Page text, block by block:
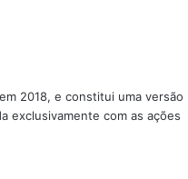
2018, e constitui uma versão
exclusivamente com as ações